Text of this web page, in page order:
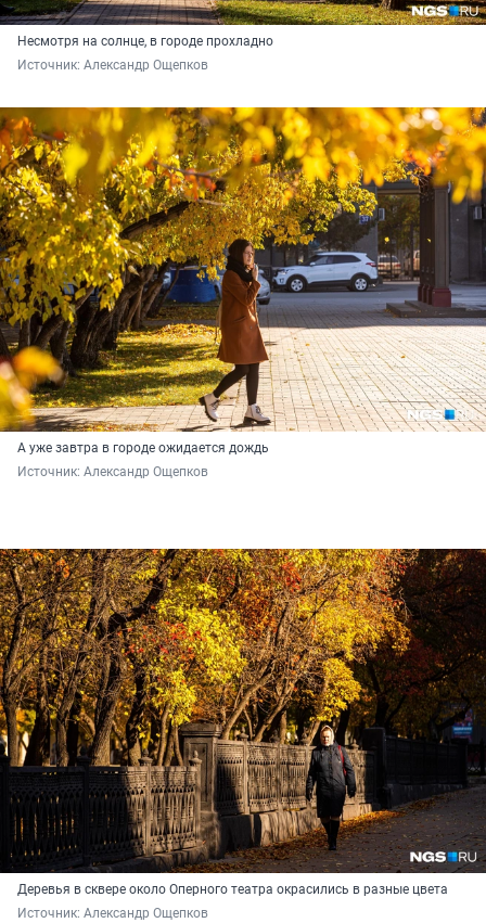
Несмотря на солнце, в городе прохладно
Источник: Александр Ощепков
А уже завтра в городе ожидается дождь
Источник: Александр Ощепков
Деревья в сквере около Оперного театра окрасились в разные цвета
Источник: Александр Ощепков